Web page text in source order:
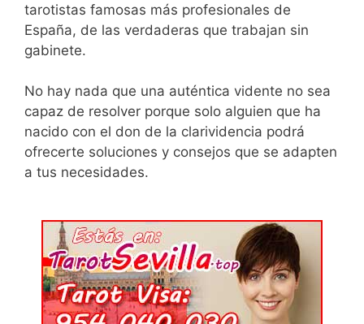
tarotistas famosas más profesionales de
España, de las verdaderas que trabajan sin
gabinete.
No hay nada que una auténtica vidente no sea
capaz de resolver porque solo alguien que ha
nacido con el don de la clarividencia podrá
ofrecerte soluciones y consejos que se adapten
a tus necesidades.